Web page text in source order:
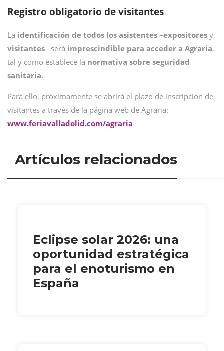
Registro obligatorio de visitantes
La identificación de todos los asistentes –expositores y
visitantes– será imprescindible para acceder a Agraria,
tal y como establece la normativa sobre seguridad
sanitaria.
Para ello, próximamente se abrirá el plazo de inscripción de
visitantes a través de la página web de Agraria:
www.feriavalladolid.com/agraria
Artículos relacionados
Eclipse solar 2026: una
oportunidad estratégica
para el enoturismo en
España